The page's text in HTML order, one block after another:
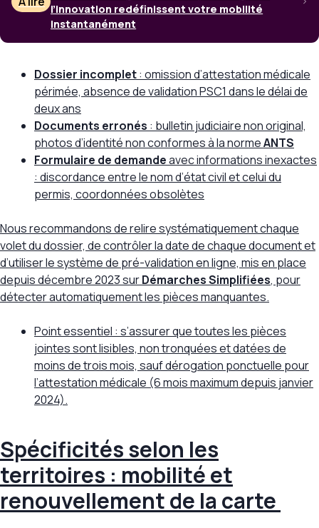
l’innovation redéfinissent votre mobilité
instantanément
Dossier incomplet: omission d’attestation médicale
périmée, absence de validation PSC1 dans le délai de
deux ans
Documents erronés : bulletin judiciaire non original,
photos d’identité non conformes à la normeANTS
Formulaire de demandeavec informations inexactes
: discordance entre le nom d’état civil et celui du
permis, coordonnées obsolètes
Nous recommandons de relire systématiquement chaque
volet du dossier, de contrôler la date de chaque document et
d’utiliser le système de pré-validation en ligne, mis en place
depuisdécembre 2023surDémarches Simplifiées, pour
détecter automatiquement les pièces manquantes.
Point essentiel : s’assurer que toutes les pièces
jointes sont lisibles, non tronquées et datées de
moins de trois mois, sauf dérogation ponctuelle pour
l’attestation médicale (6 mois maximum depuis janvier
2024).
Spécificités selon les
territoires : mobilité et
renouvellement de la carte